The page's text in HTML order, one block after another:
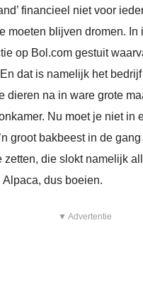
financieel niet voor
moeten blijven dromen. In
op Bol.com gestuit
dat is namelijk het bedrijf
dieren na in ware grote
Nu moet je niet in
groot bakbeest in de
zetten, die slokt namelijk
Alpaca, dus boeien.
▼ Advertentie